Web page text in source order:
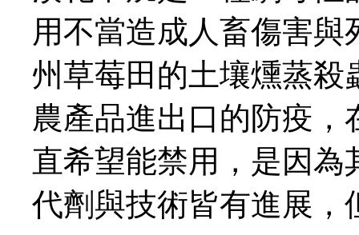
用不當造成人畜傷害
州草莓田的土壤燻蒸殺
農產品進出口的防疫
直希望能禁用，是因
代劑與技術皆有進展，